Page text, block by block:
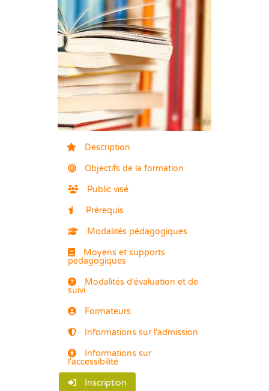
Description
Objectifs de la formation
Public visé
Prérequis
Modalités pédagogiques
Moyens et supports
pédagogiques
Modalités d'évaluation et de
suivi
Formateurs
Informations sur l'admission
Informations sur
l'accessibilité
Inscription